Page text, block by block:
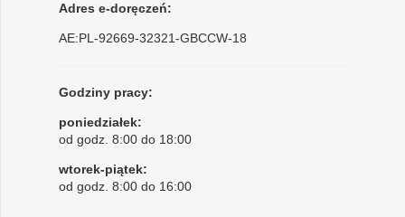
Adres e-doręczeń:
AE:PL-92669-32321-GBCCW-18
Godziny pracy:
poniedziałek:
od godz. 8:00 do 18:00
wtorek-piątek:
od godz. 8:00 do 16:00